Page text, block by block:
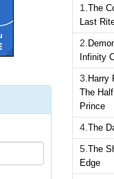
1. The
Last
2.
Infinity
3. Harry
The
Prince
4. The
5. The
Edge